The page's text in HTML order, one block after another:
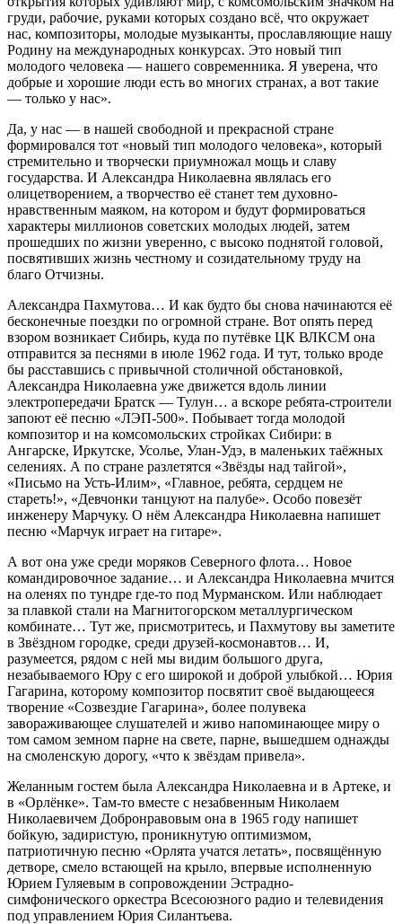
груди, рабочие, руками которых создано всё, что окружает
нас, композиторы, молодые музыканты, прославляющие нашу
Родину на международных конкурсах. Это новый тип
молодого человека — нашего современника. Я уверена, что
добрые и хорошие люди есть во многих странах, а вот такие
— только у нас».
Да, у нас — в нашей свободной и прекрасной стране
формировался тот «новый тип молодого человека», который
стремительно и творчески приумножал мощь и славу
государства. И Александра Николаевна являлась его
олицетворением, а творчество её станет тем духовно-
нравственным маяком, на котором и будут формироваться
характеры миллионов советских молодых людей, затем
прошедших по жизни уверенно, с высоко поднятой головой,
посвятивших жизнь честному и созидательному труду на
благо Отчизны.
Александра Пахмутова… И как будто бы снова начинаются её
бесконечные поездки по огромной стране. Вот опять перед
взором возникает Сибирь, куда по путёвке ЦК ВЛКСМ она
отправится за песнями в июле 1962 года. И тут, только вроде
бы расставшись с привычной столичной обстановкой,
Александра Николаевна уже движется вдоль линии
электропередачи Братск — Тулун… а вскоре ребята-строители
запоют её песню «ЛЭП-500». Побывает тогда молодой
композитор и на комсомольских стройках Сибири: в
Ангарске, Иркутске, Усолье, Улан-Удэ, в маленьких таёжных
селениях. А по стране разлетятся «Звёзды над тайгой»,
«Письмо на Усть-Илим», «Главное, ребята, сердцем не
стареть!», «Девчонки танцуют на палубе». Особо повезёт
инженеру Марчуку. О нём Александра Николаевна напишет
песню «Марчук играет на гитаре».
А вот она уже среди моряков Северного флота… Новое
командировочное задание… и Александра Николаевна мчится
на оленях по тундре где-то под Мурманском. Или наблюдает
за плавкой стали на Магнитогорском металлургическом
комбинате… Тут же, присмотритесь, и Пахмутову вы заметите
в Звёздном городке, среди друзей-космонавтов… И,
разумеется, рядом с ней мы видим большого друга,
незабываемого Юру с его широкой и доброй улыбкой… Юрия
Гагарина, которому композитор посвятит своё выдающееся
творение «Созвездие Гагарина», более полувека
завораживающее слушателей и живо напоминающее миру о
том самом земном парне на свете, парне, вышедшем однажды
на смоленскую дорогу, «что к звёздам привела».
Желанным гостем была Александра Николаевна и в Артеке, и
в «Орлёнке». Там-то вместе с незабвенным Николаем
Николаевичем Добронравовым она в 1965 году напишет
бойкую, задиристую, проникнутую оптимизмом,
патриотичную песню «Орлята учатся летать», посвящённую
детворе, смело встающей на крыло, впервые исполненную
Юрием Гуляевым в сопровождении Эстрадно-
симфонического оркестра Всесоюзного радио и телевидения
под управлением Юрия Силантьева.